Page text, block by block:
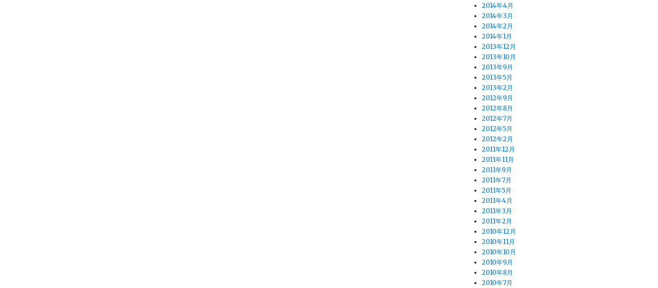
2014年4月
2014年3月
2014年2月
2014年1月
2013年12月
2013年10月
2013年9月
2013年5月
2013年2月
2012年9月
2012年8月
2012年7月
2012年5月
2012年2月
2011年12月
2011年11月
2011年9月
2011年7月
2011年5月
2011年4月
2011年3月
2011年2月
2010年12月
2010年11月
2010年10月
2010年9月
2010年8月
2010年7月